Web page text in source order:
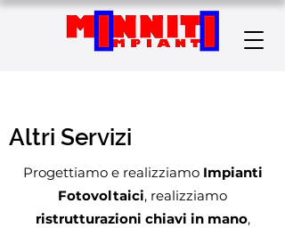
Altri Servizi
Progettiamo e realizziamo Impianti
Fotovoltaici, realizziamo
ristrutturazioni chiavi in mano,